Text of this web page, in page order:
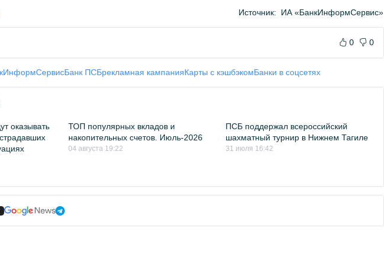
Источник: ИА «БанкИнформСервис»
0 0
Банк ПСБрекламная кампанияКарты с кэшбэкомБанки в соцсетях
оказывать
ТОП популярных вкладов и
накопительных счетов. Июль-2026
04 августа 19:22
ПСБ поддержал всероссийский
шахматный турнир в Нижнем Тагиле
31 июля 16:42